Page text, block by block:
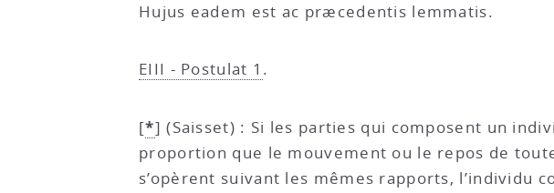
Hujus eadem est ac præcedentis lemmatis.
EIII - Postulat 1 .
[*](Saisset) : Si les parties qui composent un
proportion que le mouvement ou le repos de
s’opèrent suivant les mêmes rapports, l’individu